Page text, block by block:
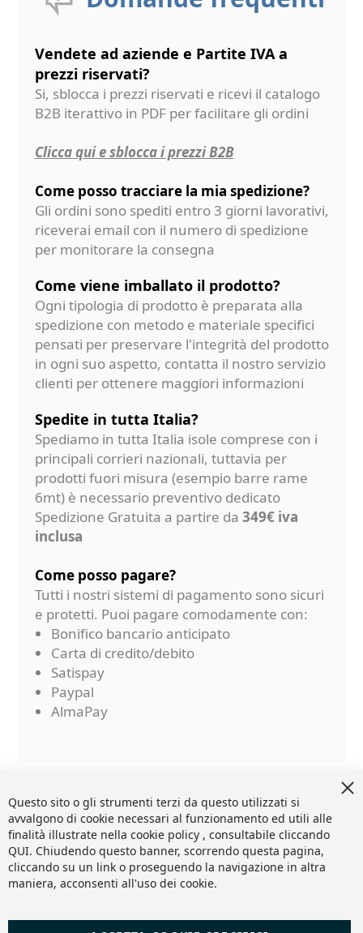
Vendete ad aziende e Partite IVA a
prezzi riservati?
Si, sblocca i prezzi riservati e ricevi il catalogo
B2B iterattivo in PDF per facilitare gli ordini
Clicca qui e sblocca i prezzi B2B
Come posso tracciare la mia spedizione?
Gli ordini sono spediti entro 3 giorni lavorativi,
riceverai email con il numero di spedizione
per monitorare la consegna
Come viene imballato il prodotto?
Ogni tipologia di prodotto è preparata alla
spedizione con metodo e materiale specifici
pensati per preservare l'integrità del prodotto
in ogni suo aspetto, contatta il nostro servizio
clienti per ottenere maggiori informazioni
Spedite in tutta Italia?
Spediamo in tutta Italia isole comprese con i
principali corrieri nazionali, tuttavia per
prodotti fuori misura (esempio barre rame
6mt) è necessario preventivo dedicato
Spedizione Gratuita a partire da 349€ iva
inclusa
Come posso pagare?
Tutti i nostri sistemi di pagamento sono sicuri
e protetti. Puoi pagare comodamente con:
Bonifico bancario anticipato
Carta di credito/debito
Satispay
Paypal
AlmaPay
Questo sito o gli strumenti terzi da questo utilizzati si
avvalgono di cookie necessari al funzionamento ed utili alle
finalità illustrate nella cookie policy , consultabile cliccando
QUI. Chiudendo questo banner, scorrendo questa pagina,
cliccando su un link o proseguendo la navigazione in altra
maniera, acconsenti all'uso dei cookie.